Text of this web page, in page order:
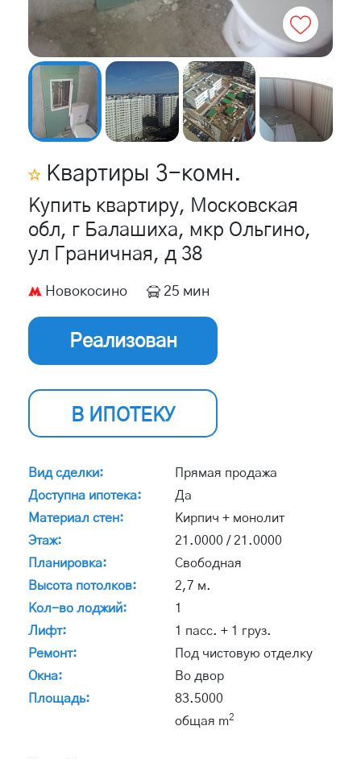
Квартиры 3-комн.
Купить квартиру, Московская
обл, г Балашиха, мкр Ольгино,
ул Граничная, д 38
Новокосино 25 мин
Реализован
В ИПОТЕКУ
Вид сделки:
Прямая продажа
Доступна ипотека:
Да
Материал стен:
Кирпич + монолит
Этаж:
21.0000 / 21.0000
Планировка:
Свободная
Высота потолков:
2,7 м.
Кол-во лоджий:
1
Лифт:
1 пасс. + 1 груз.
Ремонт:
Под чистовую отделку
Окна:
Во двор
Площадь:
83.5000
общая m2